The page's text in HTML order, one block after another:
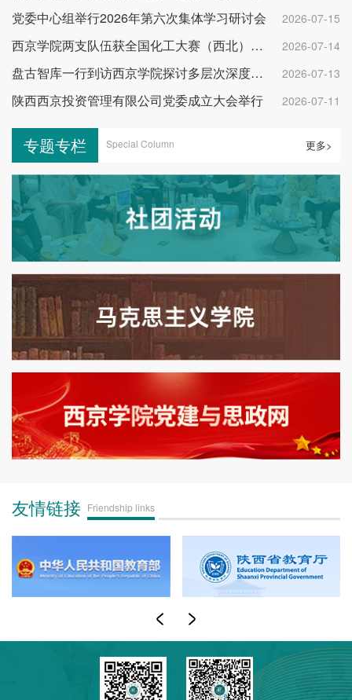
党委中心组举行2026年第六次集体学习研讨会 2026-07-15
西京学院两支队伍获全国化工大赛（西北）二等奖 2026-07-14
盘古智库一行到访西京学院探讨多层次深度协作 2026-07-13
陕西西京投资管理有限公司党委成立大会举行 2026-07-11
专题专栏 Special Column 更多>
友情链接 Friendship links